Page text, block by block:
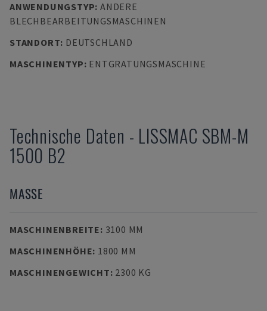
ANWENDUNGSTYP: ANDERE
BLECHBEARBEITUNGSMASCHINEN
STANDORT: DEUTSCHLAND
MASCHINENTYP: ENTGRATUNGSMASCHINE
Technische Daten - LISSMAC SBM-M
1500 B2
MASSE
MASCHINENBREITE: 3100 MM
MASCHINENHÖHE: 1800 MM
MASCHINENGEWICHT: 2300 KG